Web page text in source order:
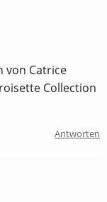
von Catrice
Collection
Antworten